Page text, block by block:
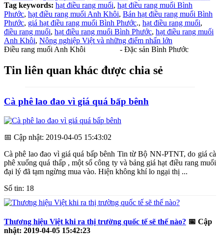
Tag keywords: hạt điều rang muối, hạt điều rang muối Bình
Phước, hạt điều rang muối Anh Khôi, Bán hạt điều rang muối Bình
Phước, giá hạt điều rang muối Bình Phước., hạt điều rang muối,
điều rang muối, hạt điều rang muối Bình Phước, hạt điều rang muối
Anh Khôi, Nông nghiệp Việt và những điểm nhấn lớn
Điều rang muối Anh Khôi
- Đặc sản Bình Phước
Tin liên quan khác được chia sẻ
Cà phê lao đao vì giá quá bấp bênh
📅 Cập nhật: 2019-04-05 15:43:02
Cà phê lao đao vì giá quá bấp bênh Tin từ Bộ NN-PTNT, do giá cà
phê xuống quá thấp , một số công ty và bảng giá hạt điều rang muối
đại lý đã tạm ngừng mua vào. Hiện không khí lo ngại thị ...
Số tin: 18
Thương hiệu Việt khi ra thị trường quốc tế sẽ thế nào? 📅 Cập
nhật: 2019-04-05 15:42:23